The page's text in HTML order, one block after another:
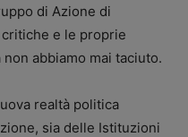
di Azione di
e le proprie
abbiamo mai taciuto.
realtà politica
sia delle Istituzioni